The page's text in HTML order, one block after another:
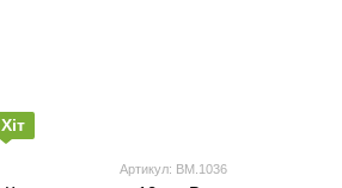
Хіт
Артикул: BM.1036